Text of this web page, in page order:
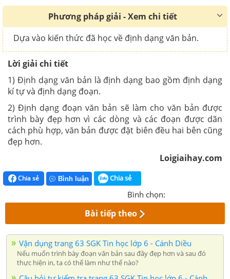
Phương pháp giải - Xem chi tiết
Dựa vào kiến thức đã học về định dạng văn bản.
Lời giải chi tiết
1) Định dạng văn bản là định dạng bao gồm định dạng
kí tự và định dạng đoạn.
2) Định dạng đoạn văn bản sẽ làm cho văn bản được
trình bày đẹp hơn vì các dòng và các đoạn được dãn
cách phù hợp, văn bản được đặt biên đều hai bên cũng
đẹp hơn.
Loigiaihay.com
Chia sẻ Bình luận Chia sẻ
Bình chọn:
Bài tiếp theo
Vận dụng trang 63 SGK Tin học lớp 6 - Cánh Diều
Nếu muốn trình bày đoạn văn bản sau đây đẹp hơn và sau đó
thực hiện in, ta có thể làm như thế nào?